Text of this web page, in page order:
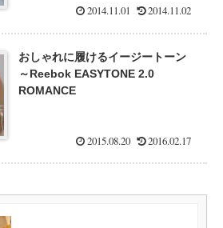
2014.11.01 2014.11.02
おしゃれに履けるイージートーン
～Reebok EASYTONE 2.0
ROMANCE
2015.08.20 2016.02.17